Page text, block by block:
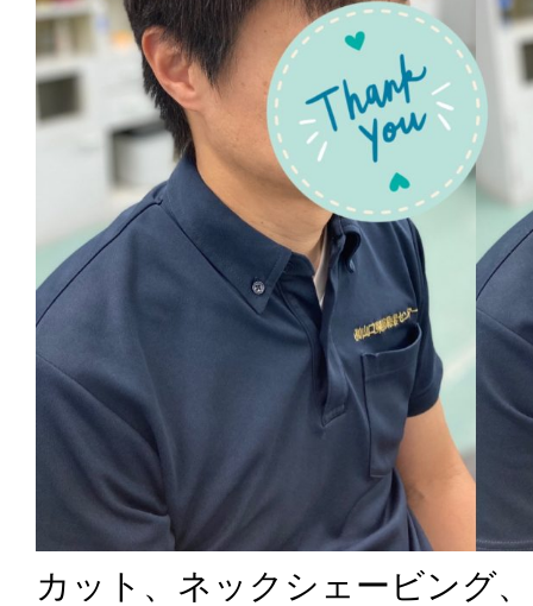
カット、ネックシェービング